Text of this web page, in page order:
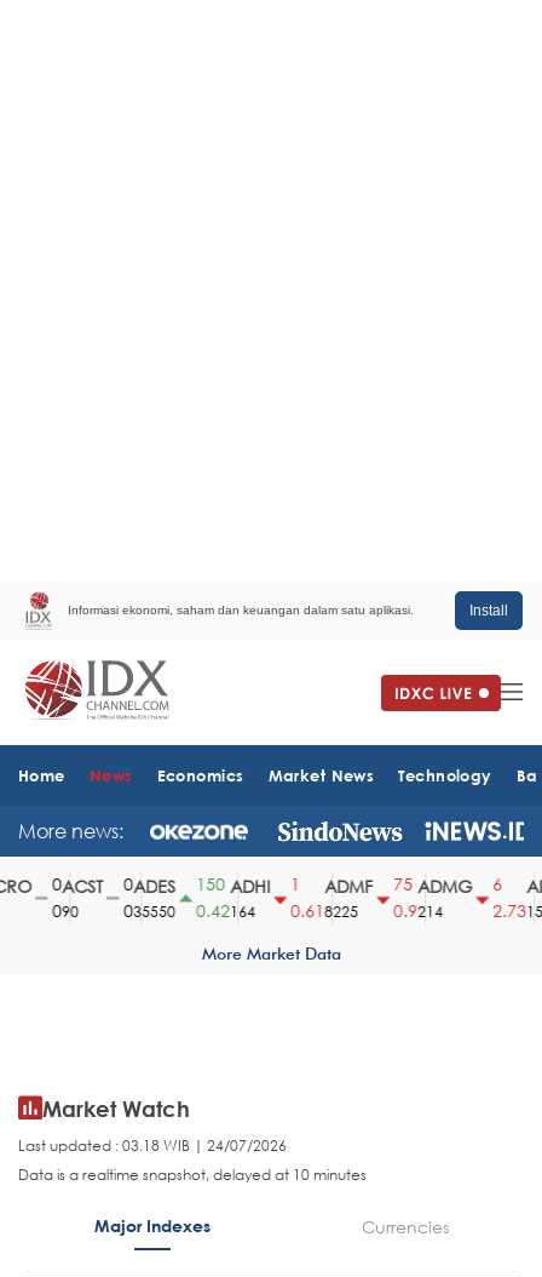
Informasi ekonomi, saham dan keuangan dalam satu aplikasi. Install
Home News Economics Market News Technology
More news:
ACST
90
ADES
35550
150
0.42
ADHI
164
0.61
ADMF
8225
75
0.9
ADMG
214
2.73
More Market Data
Market Watch
Last updated : 03.18 WIB | 24/07/2026
Data is a realtime snapshot, delayed at 10 minutes
Major Indexes Currencies